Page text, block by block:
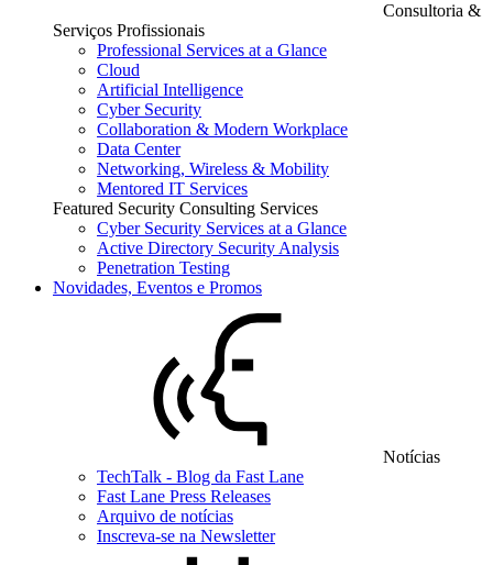
Consultoria &
Serviços Profissionais
Professional Services at a Glance
Cloud
Artificial Intelligence
Cyber Security
Collaboration & Modern Workplace
Data Center
Networking, Wireless & Mobility
Mentored IT Services
Featured Security Consulting Services
Cyber Security Services at a Glance
Active Directory Security Analysis
Penetration Testing
Novidades, Eventos e Promos
Notícias
TechTalk - Blog da Fast Lane
Fast Lane Press Releases
Arquivo de notícias
Inscreva-se na Newsletter